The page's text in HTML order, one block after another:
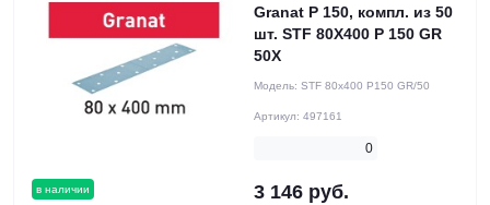
в наличии
Granat P 150, компл. из 50
шт. STF 80X400 P 150 GR
50X
Модель: STF 80x400 P150 GR/50
Артикул: 497161
0
3 146 руб.